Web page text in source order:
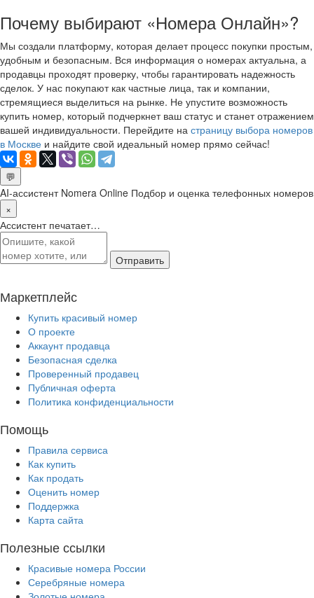
Почему выбирают «Номера Онлайн»?
Мы создали платформу, которая делает процесс покупки простым,
удобным и безопасным. Вся информация о номерах актуальна, а
продавцы проходят проверку, чтобы гарантировать надежность
сделок. У нас покупают как частные лица, так и компании,
стремящиеся выделиться на рынке. Не упустите возможность
купить номер, который подчеркнет ваш статус и станет отражением
вашей индивидуальности. Перейдите на страницу выбора номеров
в Москве и найдите свой идеальный номер прямо сейчас!
💬
AI-ассистент Nomera Online Подбор и оценка телефонных номеров
×
Ассистент печатает…
Отправить
Маркетплейс
Купить красивый номер
О проекте
Аккаунт продавца
Безопасная сделка
Проверенный продавец
Публичная оферта
Политика конфиденциальности
Помощь
Правила сервиса
Как купить
Как продать
Оценить номер
Поддержка
Карта сайта
Полезные ссылки
Красивые номера России
Серебряные номера